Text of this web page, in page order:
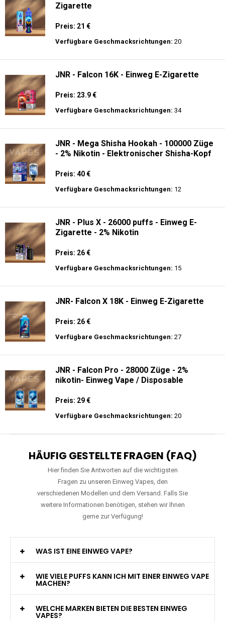
Zigarette
Preis: 21 €
Verfügbare Geschmacksrichtungen: 20
JNR - Falcon 16K - Einweg E-Zigarette
Preis: 23.9 €
Verfügbare Geschmacksrichtungen: 34
JNR - Mega Shisha Hookah - 100000 Züge
- 2% Nikotin - Elektronischer Shisha-Kopf
Preis: 40 €
Verfügbare Geschmacksrichtungen: 12
JNR - Plus X - 26000 puffs - Einweg E-
Zigarette - 2% Nikotin
Preis: 26 €
Verfügbare Geschmacksrichtungen: 15
JNR- Falcon X 18K - Einweg E-Zigarette
Preis: 26 €
Verfügbare Geschmacksrichtungen: 27
JNR - Falcon Pro - 28000 Züge - 2%
nikotin- Einweg Vape / Disposable
Preis: 29 €
Verfügbare Geschmacksrichtungen: 20
HÄUFIG GESTELLTE FRAGEN (FAQ)
Hier finden Sie Antworten auf die wichtigsten
Fragen zu unseren Einweg Vapes, den
verschiedenen Modellen und dem Versand. Falls Sie
weitere Informationen benötigen, stehen wir Ihnen
gerne zur Verfügung!
WAS IST EINE EINWEG VAPE?
WIE VIELE PUFFS KANN ICH MIT EINER EINWEG VAPE
MACHEN?
WELCHE MARKEN BIETEN DIE BESTEN EINWEG
VAPES?